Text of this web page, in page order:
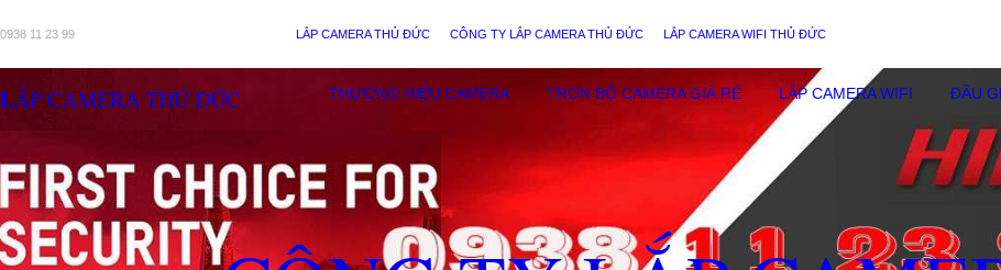
0938 11 23 99 LẮP CAMERA THỦ ĐỨC CÔNG TY LẮP CAMERA THỦ ĐỨC LẮP CAMERA WIFI THỦ ĐỨC
LẮP CAMERA THỦ ĐỨC THƯƠNG HIỆU CAMERA TRỌN BỘ CAMERA GIÁ RẺ LẮP CAMERA WIFI ĐẦU